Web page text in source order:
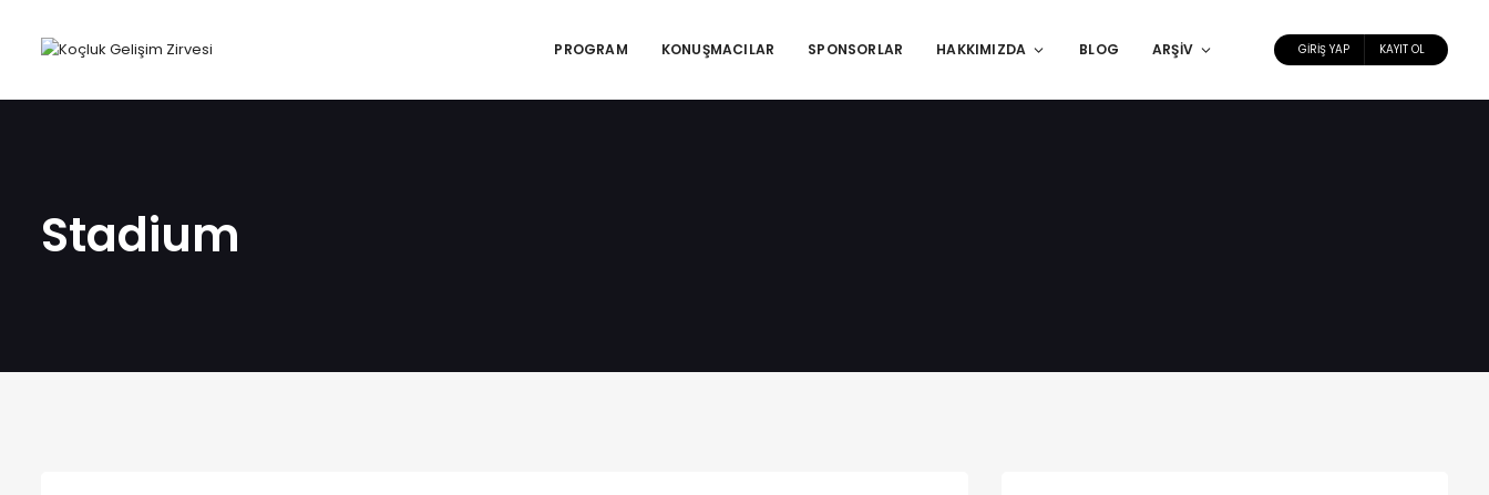
PROGRAM KONUŞMACILAR SPONSORLAR HAKKIMIZDA BLOG ARŞIV GIRIŞ YAP KAYIT OL
Stadium